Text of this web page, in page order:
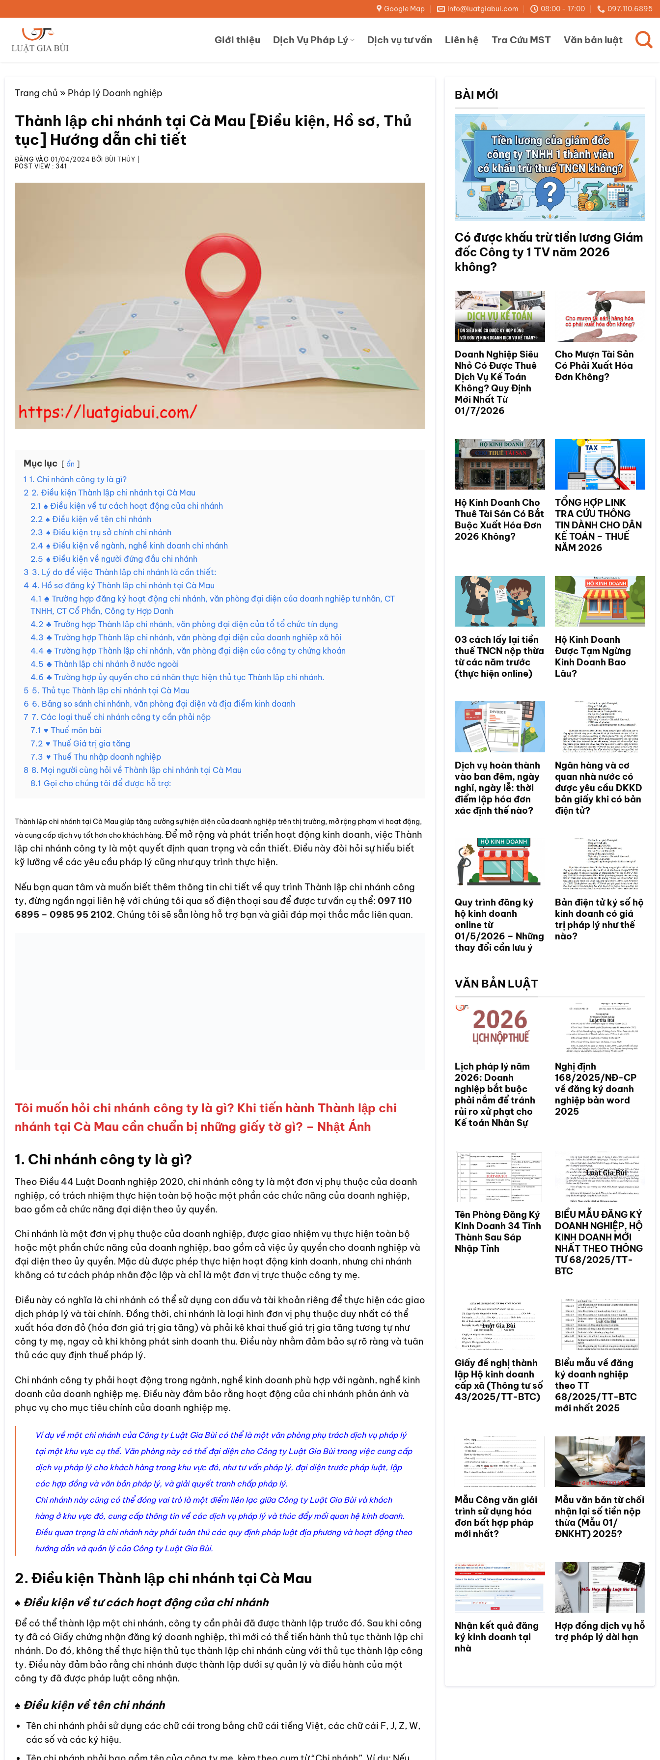
qua
dung
Google Map info@luatgiabui.com 08:00 - 17:00 097.110.6895
Giới thiệu Dịch Vụ Pháp Lý Dịch vụ tư vấn Liên hệ Tra Cứu MST Văn bản luật
Trang chủ » Pháp lý Doanh nghiệp
Thành lập chi nhánh tại Cà Mau [Điều kiện, Hồ sơ, Thủ
tục] Hướng dẫn chi tiết
ĐĂNG VÀO01/04/2024 BỞI BÙI THÚY
POST VIEW : 341
Mục lục ẩn
1 1. Chi nhánh công ty là gì?
2 2. Điều kiện Thành lập chi nhánh tại Cà Mau
2.1 ♠ Điều kiện về tư cách hoạt động của chi nhánh
2.2 ♠ Điều kiện về tên chi nhánh
2.3 ♠ Điều kiện trụ sở chính chi nhánh
2.4 ♠ Điều kiện về ngành, nghề kinh doanh chi nhánh
2.5 ♠ Điều kiện về người đứng đầu chi nhánh
3 3. Lý do để việc Thành lập chi nhánh là cần thiết:
4 4. Hồ sơ đăng ký Thành lập chi nhánh tại Cà Mau
4.1 ♣ Trường hợp đăng ký hoạt động chi nhánh, văn phòng đại diện của doanh nghiệp tư nhân, CT
TNHH, CT Cổ Phần, Công ty Hợp Danh
4.2 ♣ Trường hợp Thành lập chi nhánh, văn phòng đại diện của tổ tổ chức tín dụng
4.3 ♣ Trường hợp Thành lập chi nhánh, văn phòng đại diện của doanh nghiệp xã hội
4.4 ♣ Trường hợp Thành lập chi nhánh, văn phòng đại diện của công ty chứng khoán
4.5 ♣ Thành lập chi nhánh ở nước ngoài
4.6 ♣ Trường hợp ủy quyền cho cá nhân thực hiện thủ tục Thành lập chi nhánh.
5 5. Thủ tục Thành lập chi nhánh tại Cà Mau
6 6. Bảng so sánh chi nhánh, văn phòng đại diện và địa điểm kinh doanh
7 7. Các loại thuế chi nhánh công ty cần phải nộp
7.1 ♥ Thuế môn bài
7.2 ♥ Thuế Giá trị gia tăng
7.3 ♥ Thuế Thu nhập doanh nghiệp
8 8. Mọi người cùng hỏi về Thành lập chi nhánh tại Cà Mau
8.1 Gọi cho chúng tôi để được hỗ trợ:
Thành lập chi nhánh tại Cà Mau giúp tăng cường sự hiện diện của doanh nghiệp trên thị trường, mở rộng phạm vi hoạt động,
và cung cấp dịch vụ tốt hơn cho khách hàng. Để mở rộng và phát triển hoạt động kinh doanh, việc Thành
lập chi nhánh công ty là một quyết định quan trọng và cần thiết. Điều này đòi hỏi sự hiểu biết
kỹ lưỡng về các yêu cầu pháp lý cũng như quy trình thực hiện.
Nếu bạn quan tâm và muốn biết thêm thông tin chi tiết về quy trình Thành lập chi nhánh công
ty, đừng ngần ngại liên hệ với chúng tôi qua số điện thoại sau để được tư vấn cụ thể: 097 110
6895 – 0985 95 2102. Chúng tôi sẽ sẵn lòng hỗ trợ bạn và giải đáp mọi thắc mắc liên quan.
Tôi muốn hỏi chi nhánh công ty là gì? Khi tiến hành Thành lập chi
nhánh tại Cà Mau cần chuẩn bị những giấy tờ gì? – Nhật Ánh
1. Chi nhánh công ty là gì?
Theo Điều 44 Luật Doanh nghiệp 2020, chi nhánh công ty là một đơn vị phụ thuộc của doanh
nghiệp, có trách nhiệm thực hiện toàn bộ hoặc một phần các chức năng của doanh nghiệp,
bao gồm cả chức năng đại diện theo ủy quyền.
Chi nhánh là một đơn vị phụ thuộc của doanh nghiệp, được giao nhiệm vụ thực hiện toàn bộ
hoặc một phần chức năng của doanh nghiệp, bao gồm cả việc ủy quyền cho doanh nghiệp và
đại diện theo ủy quyền. Mặc dù được phép thực hiện hoạt động kinh doanh, nhưng chi nhánh
không có tư cách pháp nhân độc lập và chỉ là một đơn vị trực thuộc công ty mẹ.
Điều này có nghĩa là chi nhánh có thể sử dụng con dấu và tài khoản riêng để thực hiện các giao
dịch pháp lý và tài chính. Đồng thời, chi nhánh là loại hình đơn vị phụ thuộc duy nhất có thể
xuất hóa đơn đỏ (hóa đơn giá trị gia tăng) và phải kê khai thuế giá trị gia tăng tương tự như
công ty mẹ, ngay cả khi không phát sinh doanh thu. Điều này nhằm đảm bảo sự rõ ràng và tuân
thủ các quy định thuế pháp lý.
Chi nhánh công ty phải hoạt động trong ngành, nghề kinh doanh phù hợp với ngành, nghề kinh
doanh của doanh nghiệp mẹ. Điều này đảm bảo rằng hoạt động của chi nhánh phản ánh và
phục vụ cho mục tiêu chính của doanh nghiệp mẹ.
Ví dụ về một chi nhánh của Công ty Luật Gia Bùi có thể là một văn phòng phụ trách dịch vụ pháp lý
tại một khu vực cụ thể. Văn phòng này có thể đại diện cho Công ty Luật Gia Bùi trong việc cung cấp
dịch vụ pháp lý cho khách hàng trong khu vực đó, như tư vấn pháp lý, đại diện trước pháp luật, lập
các hợp đồng và văn bản pháp lý, và giải quyết tranh chấp pháp lý.
Chi nhánh này cũng có thể đóng vai trò là một điểm liên lạc giữa Công ty Luật Gia Bùi và khách
hàng ở khu vực đó, cung cấp thông tin về các dịch vụ pháp lý và thúc đẩy mối quan hệ kinh doanh.
Điều quan trọng là chi nhánh này phải tuân thủ các quy định pháp luật địa phương và hoạt động theo
hướng dẫn và quản lý của Công ty Luật Gia Bùi.
2. Điều kiện Thành lập chi nhánh tại Cà Mau
♠ Điều kiện về tư cách hoạt động của chi nhánh
Để có thể thành lập một chi nhánh, công ty cần phải đã được thành lập trước đó. Sau khi công
ty đã có Giấy chứng nhận đăng ký doanh nghiệp, thì mới có thể tiến hành thủ tục thành lập chi
nhánh. Do đó, không thể thực hiện thủ tục thành lập chi nhánh cùng với thủ tục thành lập công
ty. Điều này đảm bảo rằng chi nhánh được thành lập dưới sự quản lý và điều hành của một
công ty đã được pháp luật công nhận.
♠ Điều kiện về tên chi nhánh
Tên chi nhánh phải sử dụng các chữ cái trong bảng chữ cái tiếng Việt, các chữ cái F, J, Z, W,
các số và các ký hiệu.
BÀI MỚI
Có được khấu trừ tiền lương Giám
đốc Công ty 1 TV năm 2026
không?
Doanh Nghiệp Siêu
Nhỏ Có Được Thuê
Dịch Vụ Kế Toán
Không? Quy Định
Mới Nhất Từ
01/7/2026
Cho Mượn Tài Sản
Có Phải Xuất Hóa
Đơn Không?
Hộ Kinh Doanh Cho
Thuê Tài Sản Có Bắt
Buộc Xuất Hóa Đơn
2026 Không?
TỔNG HỢP LINK
TRA CỨU THÔNG
TIN DÀNH CHO DÂN
KẾ TOÁN – THUẾ
NĂM 2026
03 cách lấy lại tiền
thuế TNCN nộp thừa
từ các năm trước
(thực hiện online)
Hộ Kinh Doanh
Được Tạm Ngừng
Kinh Doanh Bao
Lâu?
Dịch vụ hoàn thành
vào ban đêm, ngày
nghỉ, ngày lễ: thời
điểm lập hóa đơn
xác định thế nào?
Ngân hàng và cơ
quan nhà nước có
được yêu cầu DKKD
bản giấy khi có bản
điện tử?
Quy trình đăng ký
hộ kinh doanh
online từ
01/5/2026 – Những
thay đổi cần lưu ý
Bản điện tử ký số hộ
kinh doanh có giá
trị pháp lý như thế
nào?
VĂN BẢN LUẬT
Lịch pháp lý năm
2026: Doanh
nghiệp bắt buộc
phải nắm để tránh
rủi ro xử phạt cho
Kế toán Nhân Sự
Nghị định
168/2025/NĐ-CP
về đăng ký doanh
nghiệp bản word
2025
Tên Phòng Đăng Ký
Kinh Doanh 34 Tỉnh
Thành Sau Sáp
Nhập Tỉnh
BIỂU MẪU ĐĂNG KÝ
DOANH NGHIỆP, HỘ
KINH DOANH MỚI
NHẤT THEO THÔNG
TƯ 68/2025/TT-
BTC
Giấy đề nghị thành
lập Hộ kinh doanh
cấp xã (Thông tư số
43/2025/TT-BTC)
Biểu mẫu về đăng
ký doanh nghiệp
theo TT
68/2025/TT-BTC
mới nhất 2025
Mẫu Công văn giải
trình sử dụng hóa
đơn bất hợp pháp
mới nhất?
Mẫu văn bản từ chối
nhận lại số tiền nộp
thừa (Mẫu 01/
ĐNKHT) 2025?
Nhận kết quả đăng
ký kinh doanh tại
nhà
Hợp đồng dịch vụ hỗ
trợ pháp lý dài hạn